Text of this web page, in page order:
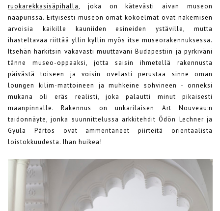
ruokarekkasisäpihalla, joka on kätevästi aivan museon
naapurissa. Eityisesti museon omat kokoelmat ovat näkemisen
arvoisia kaikille kauniiden esineiden ystäville, mutta
ihasteltavaa riittää yllin kyllin myös itse museorakennuksessa.
Itsehän harkitsin vakavasti muuttavani Budapestiin ja pyrkiväni
tänne museo-oppaaksi, jotta saisin ihmetellä rakennusta
päivästä toiseen ja voisin ovelasti perustaa sinne oman
loungen kilim-mattoineen ja muhkeine sohvineen - onneksi
mukana oli eräs realisti, joka palautti minut pikaisesti
maanpinnalle. Rakennus on unkarilaisen Art Nouveau:n
taidonnäyte, jonka suunnittelussa arkkitehdit Ödön Lechner ja
Gyula Pártos ovat ammentaneet piirteitä orientaalista
loistokkuudesta. Ihan huikea!